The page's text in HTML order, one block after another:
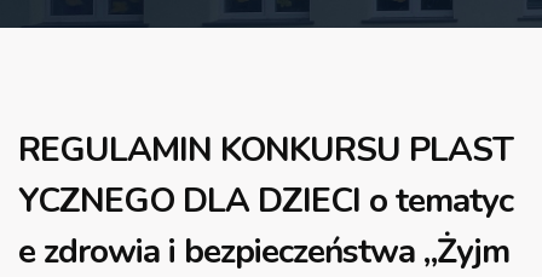
REGULAMIN KONKURSU PLAST
YCZNEGO DLA DZIECI o tematyc
e zdrowia i bezpieczeństwa „Żyjm